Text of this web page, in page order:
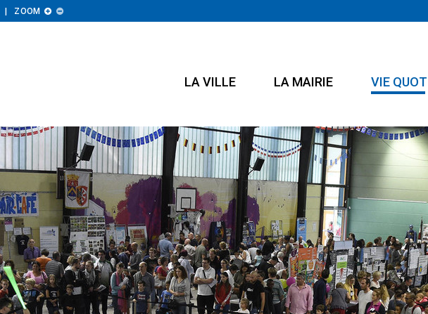
ZOOM Augmenter

Diminuer

LA VILLE LA MAIRIE VIE